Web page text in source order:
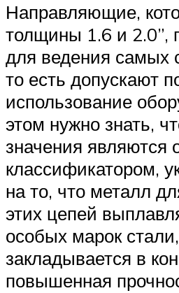
Направляющие,
толщины 1.6 и 2.0”,
для ведения самых
то есть допускают
использование
этом нужно знать,
значения являются
классификатором,
на то, что металл
этих цепей
особых марок
закладывается в
повышенная